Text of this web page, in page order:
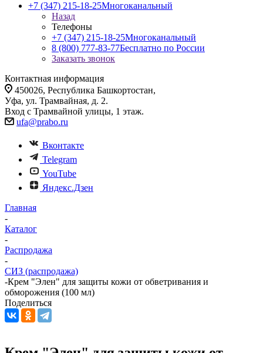
+7 (347) 215-18-25Многоканальный
Назад
Телефоны
+7 (347) 215-18-25Многоканальный
8 (800) 777-83-77Бесплатно по России
Заказать звонок
Контактная информация
450026, Республика Башкортостан,
Уфа, ул. Трамвайная, д. 2.
Вход с Трамвайной улицы, 1 этаж.
ufa@prabo.ru
Вконтакте
Telegram
YouTube
Яндекс.Дзен
Главная
-
Каталог
-
Распродажа
-
СИЗ (распродажа)
-Крем "Элен" для защиты кожи от обветривания и
обморожения (100 мл)
Поделиться